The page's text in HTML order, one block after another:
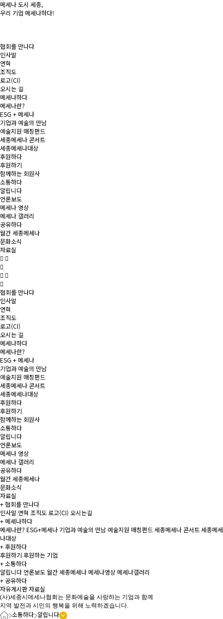
메세나 도시 세종,
우리 기업 메세나하다!
협회를 만나다
인사말
연혁
조직도
로고(CI)
오시는 길
메세나하다
메세나란?
ESG + 메세나
기업과 예술의 만남
예술지원 매칭펀드
세종메세나 콘서트
세종메세나대상
후원하다
후원하기
함께하는 회원사
소통하다
알립니다
언론보도
메세나 영상
메세나 갤러리
공유하다
월간 세종메세나
문화소식
자료실
협회를 만나다
인사말
연혁
조직도
로고(CI)
오시는 길
메세나하다
메세나란?
ESG + 메세나
기업과 예술의 만남
예술지원 매칭펀드
세종메세나 콘서트
세종메세나대상
후원하다
후원하기
함께하는 회원사
소통하다
알립니다
언론보도
메세나 영상
메세나 갤러리
공유하다
월간 세종메세나
문화소식
자료실
+협회를 만나다
인사말 연혁 조직도로고(CI) 오시는길
+ 메세나하다
메세나란? ESG+메세나기업과 예술의 만남 예술지원 매칭펀드 세종메세나 콘서트 세종메세
나대상
+후원하다
후원하기 후원하는 기업
+소통하다
알립니다 언론보도월간 세종메세나 메세나영상 메세나갤러리
+ 공유하다
자유게시판자료실
(사)세종시메세나협회는 문화예술을 사랑하는 기업과 함께
지역 발전과 시민의 행복을 위해 노력하겠습니다.
소통하다 알립니다